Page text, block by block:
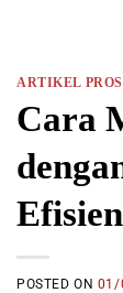
ARTIKEL
Cara
Efisien
POSTED ON 01/